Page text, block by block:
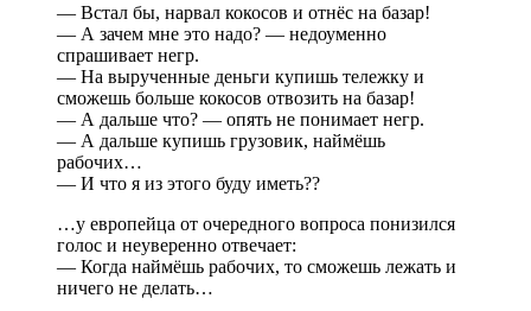
— Встал бы, нарвал кокосов и отнёс на базар!
— А зачем мне это надо? — недоуменно
спрашивает негр.
— На вырученные деньги купишь тележку и
сможешь больше кокосов отвозить на базар!
— А дальше что? — опять не понимает негр.
— А дальше купишь грузовик, наймёшь
рабочих…
— И что я из этого буду иметь??
…у европейца от очередного вопроса понизился
голос и неуверенно отвечает:
— Когда наймёшь рабочих, то сможешь лежать и
ничего не делать…